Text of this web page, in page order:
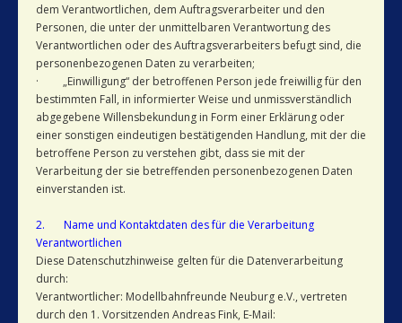
dem Verantwortlichen, dem Auftragsverarbeiter und den
Personen, die unter der unmittelbaren Verantwortung des
Verantwortlichen oder des Auftragsverarbeiters befugt sind, die
personenbezogenen Daten zu verarbeiten;
· „Einwilligung“ der betroffenen Person jede freiwillig für den
bestimmten Fall, in informierter Weise und unmissverständlich
abgegebene Willensbekundung in Form einer Erklärung oder
einer sonstigen eindeutigen bestätigenden Handlung, mit der die
betroffene Person zu verstehen gibt, dass sie mit der
Verarbeitung der sie betreffenden personenbezogenen Daten
einverstanden ist.
2. Name und Kontaktdaten des für die Verarbeitung
Verantwortlichen
Diese Datenschutzhinweise gelten für die Datenverarbeitung
durch:
Verantwortlicher: Modellbahnfreunde Neuburg e.V., vertreten
durch den 1. Vorsitzenden Andreas Fink, E-Mail: